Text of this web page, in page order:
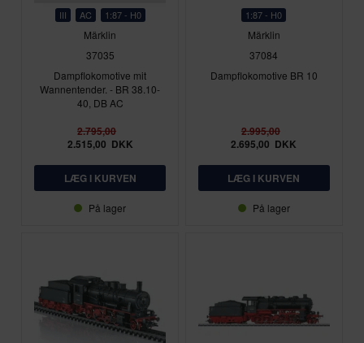
III AC 1:87 - H0
Märklin
37035
Dampflokomotive mit
Wannentender. - BR 38.10-
40, DB AC
2.795,00
2.515,00 DKK
På lager
1:87 - H0
Märklin
37084
Dampflokomotive BR 10
2.995,00
2.695,00 DKK
På lager